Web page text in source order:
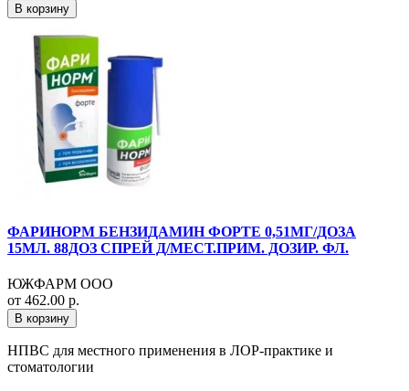
В корзину
ФАРИНОРМ БЕНЗИДАМИН ФОРТЕ 0,51МГ/ДОЗА
15МЛ. 88ДОЗ СПРЕЙ Д/МЕСТ.ПРИМ. ДОЗИР. ФЛ.
ЮЖФАРМ ООО
от 462.00 р.
В корзину
НПВС для местного применения в ЛОР-практике и
стоматологии